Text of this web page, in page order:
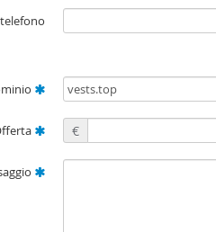
telefono
€